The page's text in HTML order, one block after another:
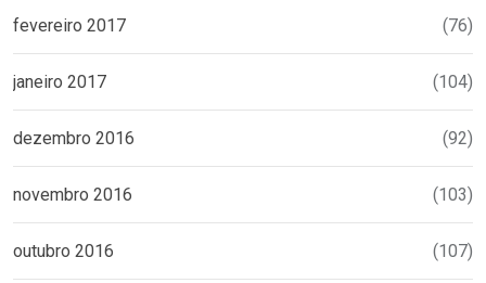
fevereiro 2017 (76)
janeiro 2017 (104)
dezembro 2016 (92)
novembro 2016 (103)
outubro 2016 (107)